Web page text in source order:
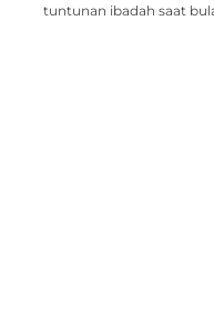
tuntunan ibadah saat